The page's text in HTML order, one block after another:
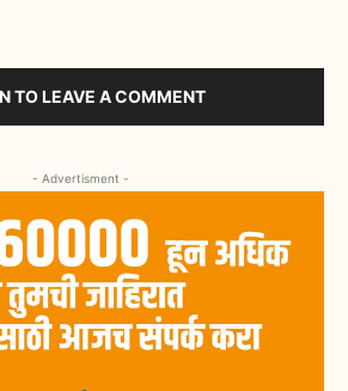
TO LEAVE A COMMENT
- Advertisment -